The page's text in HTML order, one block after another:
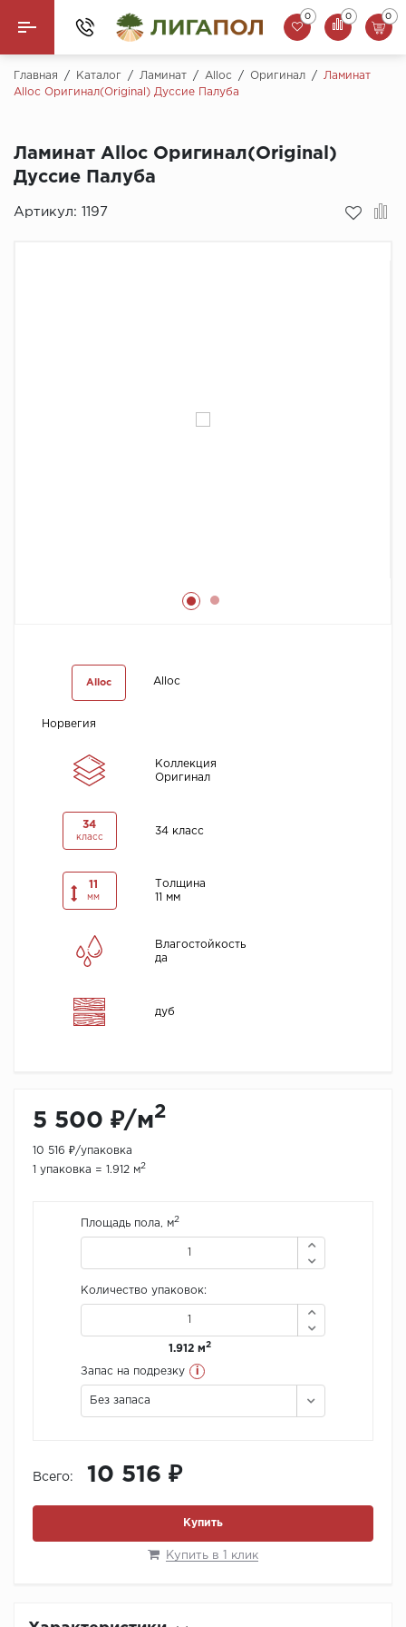
Назад
Кварцвинил (LVT)
0 0 0
Главная / Каталог / Ламинат / Alloc / Оригинал /
Ламинат
Alloc Оригинал(Original) Дуссие Палуба
Ламинат Alloc Оригинал(Original)
Дуссие Палуба
Артикул: 1197
Alloc Alloc
Норвегия
Коллекция
Оригинал
34
класс
34 класс
11
мм
Толщина
11 мм
Влагостойкость
да
дуб
5 500 ₽/м2
10 516 ₽/упаковка
1 упаковка = 1.912 м2
Площадь пола, м2
Количество упаковок:
1.912 м2
Запас на подрезку i
Без запаса
Всего: 10 516 ₽
Купить
Купить в 1 клик